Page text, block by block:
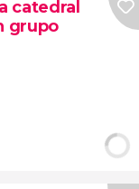
catedral
grupo